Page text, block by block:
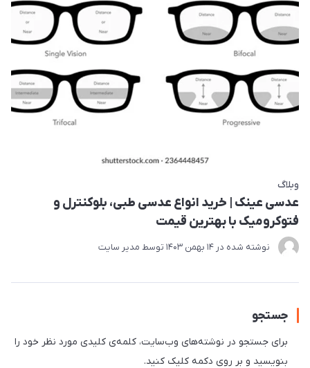
وبلاگ
عدسی عینک | خرید انواع عدسی طبی، بلوکنترل و
فتوکرومیک با بهترین قیمت
نوشته شده در 14 بهمن 1403 توسط مدیر سایت
جستجو
برای جستجو در نوشته‌های وب‌سایت، کلمه‌ی کلیدی مورد نظر خود را
بنویسید و بر روی دکمه کلیک کنید.